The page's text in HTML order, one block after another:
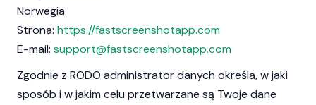
Norwegia
Strona: https://fastscreenshotapp.com
E-mail: support@fastscreenshotapp.com
Zgodnie z RODO administrator danych określa, w jaki
sposób i w jakim celu przetwarzane są Twoje dane